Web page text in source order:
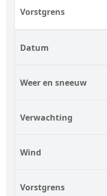
Vorstgrens
Datum
Weer en sneeuw
Verwachting
Wind
Vorstgrens